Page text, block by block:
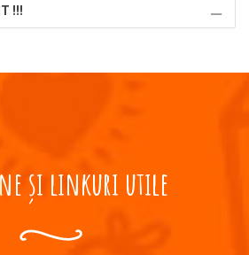
!!!
și linkuri utile